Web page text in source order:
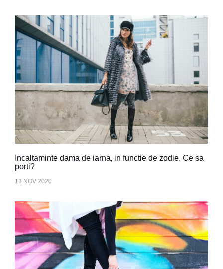
Incaltaminte dama de iarna, in functie de zodie. Ce sa
porti?
13 NOV 2020